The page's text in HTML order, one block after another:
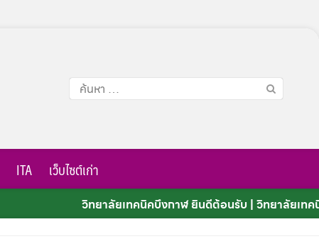
ค้นหา
สำหรับ:
ITA เว็บไซต์เก่า
วิทยาลัยเทคนิคบึงกาฬ ยินดีต้อนรับ | วิทยาลัยเทค